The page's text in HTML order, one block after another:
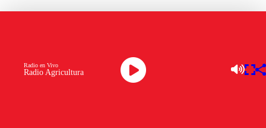
Radio Agricultura
Radio en Vivo